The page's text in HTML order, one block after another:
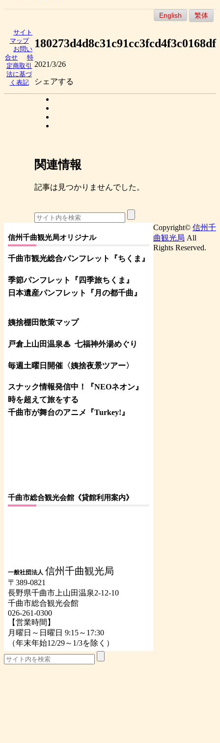
English 繁体
180273d4d8c31c91cc3fcd4f3c0168df
2021/3/26
シェアする
関連情報
記事は見つかりませんでした。
信州千曲観光局オリジナル
千曲市観光総合パンフレット 『ちくま 』
季節パンフレット『四季旅ちくま』
日本遺産パンフレット
『月の都千曲 』
姨捨棚田散策マップ
戸倉上山田温泉♨ 七福神外湯めぐり
毎週土曜日開催〈姨捨夜景ツアー〉
スナック情報発信中！『NEOネオン』
時を超えて旅をする
千曲市が舞台のアニメ『Turkey!』
千曲市総合観光会館《貸館利用案内》
一般社団法人 信州千曲観光局
〒389-0821
長野県千曲市上山田温泉2-12-10
千曲市総合観光会館
026-261-0300
【営業時間】
月曜日～日曜日 9:15～17:30
（年末年始12/29～1/3を除く）
サイト
マップ
お問い
合せ
特
定商取引
法に基づ
く表記
Copyright© 信州千
曲観光局 All
Rights Reserved.